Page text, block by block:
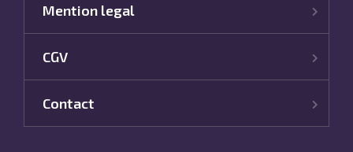
Mention legal
CGV
Contact